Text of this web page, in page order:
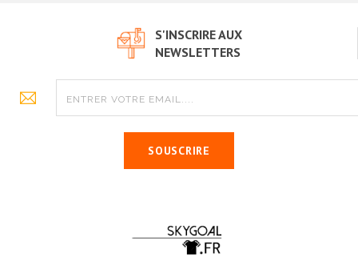
S'INSCRIRE AUX
NEWSLETTERS
SOUSCRIRE